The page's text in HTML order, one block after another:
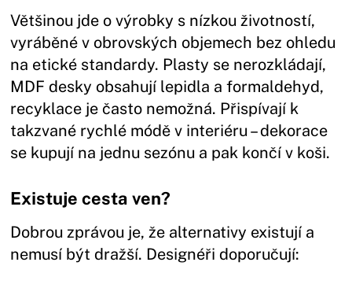
Většinou jde o výrobky s nízkou životností,
vyráběné v obrovských objemech bez ohledu
na etické standardy. Plasty se nerozkládají,
MDF desky obsahují lepidla a formaldehyd,
recyklace je často nemožná. Přispívají k
takzvané rychlé módě v interiéru – dekorace
se kupují na jednu sezónu a pak končí v koši.
Existuje cesta ven?
Dobrou zprávou je, že alternativy existují a
nemusí být dražší. Designéři doporučují: